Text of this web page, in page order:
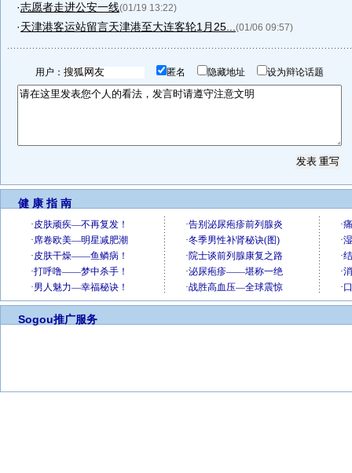
·志愿者走进公安一线(01/19 13:22)
·天津港客运站留言天津港至大连客轮1月25... (01/06 09:57)
用户： 匿名 隐藏地址 设为辩论话题
健 康 指 南
Sogou推广服务